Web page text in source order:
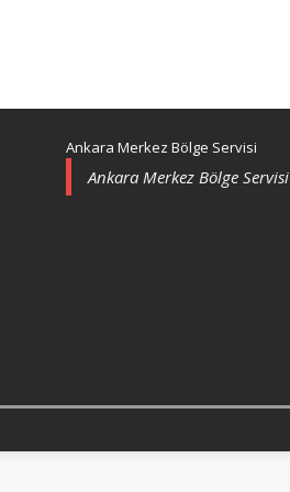
Ankara Merkez Bölge Servisi
Ankara Merkez Bölge Servisi